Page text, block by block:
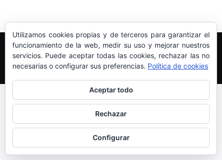
Edición y Redacción Aviso legal
Política de cookies
Más información sobre las cookies
© Newspaper WordPress Theme by TagDiv
Utilizamos cookies propias y de terceros para garantizar el
funcionamiento de la web, medir su uso y mejorar nuestros
servicios. Puede aceptar todas las cookies, rechazar las no
necesarias o configurar sus preferencias. Política de cookies
Aceptar todo
Rechazar
Configurar